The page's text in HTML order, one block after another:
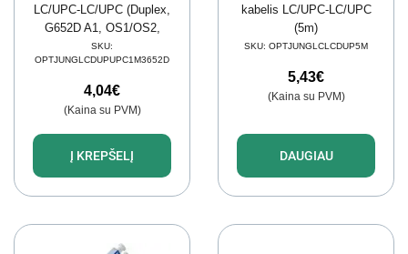
LC/UPC-LC/UPC (Duplex,
G652D A1, OS1/OS2,
LSZH, SM 9/125µm, 1m,
3mm)
SKU:
OPTJUNGLCDUPUPC1M3652D
4,04€
(Kaina su PVM)
Į KREPŠELĮ
kabelis LC/UPC-LC/UPC
(5m)
SKU: OPTJUNGLCLCDUP5M
5,43€
(Kaina su PVM)
DAUGIAU